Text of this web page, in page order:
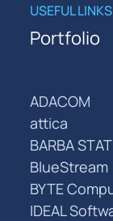
USEFUL LINKS
Portfolio
ADACOM
attica
BARBA
BlueStream
BYTE
IDEAL